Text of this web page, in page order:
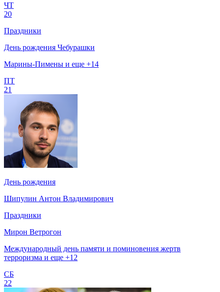
ЧТ
20
Праздники
День рождения Чебурашки
Марины-Пимены и еще +14
ПТ
21
День рождения
Шипулин Антон Владимирович
Праздники
Мирон Ветрогон
Международный день памяти и поминовения жертв
терроризма и еще +12
СБ
22